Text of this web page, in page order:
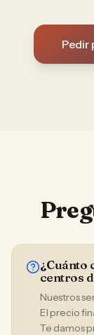
Pedir
¿Cuánto
centros
Nuestros
El precio
Te damos